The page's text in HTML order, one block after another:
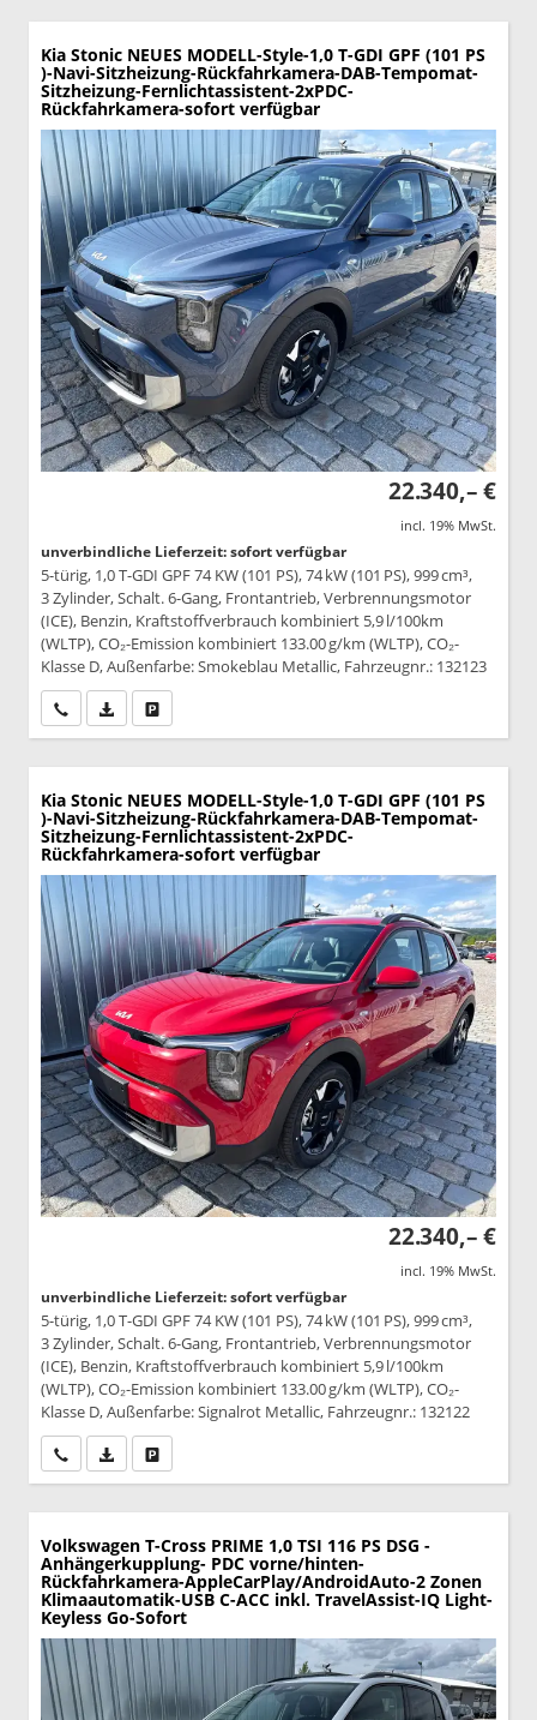
Kia Stonic NEUES MODELL-Style-1,0 T-GDI GPF (101 PS
)-Navi-Sitzheizung-Rückfahrkamera-DAB-Tempomat-
Sitzheizung-Fernlichtassistent-2xPDC-
Rückfahrkamera-sofort verfügbar
22.340,– €
incl. 19% MwSt.
unverbindliche Lieferzeit: sofort verfügbar
5-türig, 1,0 T-GDI GPF 74 KW (101 PS), 74 kW (101 PS), 999 cm³,
3 Zylinder, Schalt. 6-Gang, Frontantrieb, Verbrennungsmotor
(ICE), Benzin, Kraftstoffverbrauch kombiniert 5,9 l/100km
(WLTP), CO₂-Emission kombiniert 133.00 g/km (WLTP), CO₂-
Klasse D, Außenfarbe: Smokeblau Metallic, Fahrzeugnr.: 132123
Wir rufen Sie anPDF-Datei, Fahrzeugexposé drucken
Kia Stonic NEUES MODELL-Style-1,0 T-GDI GPF (101 PS
)-Navi-Sitzheizung-Rückfahrkamera-DAB-Tempomat-
Sitzheizung-Fernlichtassistent-2xPDC-
Rückfahrkamera-sofort verfügbar
22.340,– €
incl. 19% MwSt.
unverbindliche Lieferzeit: sofort verfügbar
5-türig, 1,0 T-GDI GPF 74 KW (101 PS), 74 kW (101 PS), 999 cm³,
3 Zylinder, Schalt. 6-Gang, Frontantrieb, Verbrennungsmotor
(ICE), Benzin, Kraftstoffverbrauch kombiniert 5,9 l/100km
(WLTP), CO₂-Emission kombiniert 133.00 g/km (WLTP), CO₂-
Klasse D, Außenfarbe: Signalrot Metallic, Fahrzeugnr.: 132122
Wir rufen Sie anPDF-Datei, Fahrzeugexposé drucken
Volkswagen T-Cross PRIME 1,0 TSI 116 PS DSG -
Anhängerkupplung- PDC vorne/hinten-
Rückfahrkamera-AppleCarPlay/AndroidAuto-2 Zonen
Klimaautomatik-USB C-ACC inkl. TravelAssist-IQ Light-
Keyless Go-Sofort